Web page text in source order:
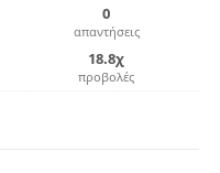
0
απαντήσεις
18.8χ
προβολές